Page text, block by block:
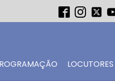
LOCUTORES